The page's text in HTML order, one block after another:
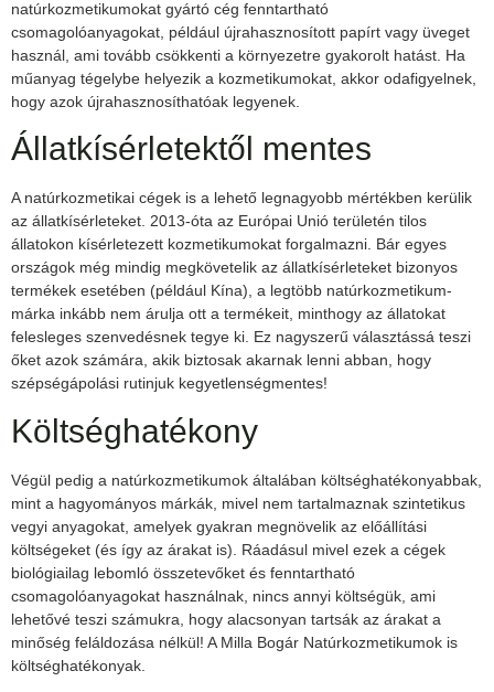
natúrkozmetikumokat gyártó cég fenntartható
csomagolóanyagokat, például újrahasznosított papírt vagy üveget
használ, ami tovább csökkenti a környezetre gyakorolt hatást. Ha
műanyag tégelybe helyezik a kozmetikumokat, akkor odafigyelnek,
hogy azok újrahasznosíthatóak legyenek.
Állatkísérletektől mentes
A natúrkozmetikai cégek is a lehető legnagyobb mértékben kerülik
az állatkísérleteket. 2013-óta az Európai Unió területén tilos
állatokon kísérletezett kozmetikumokat forgalmazni. Bár egyes
országok még mindig megkövetelik az állatkísérleteket bizonyos
termékek esetében (például Kína), a legtöbb natúrkozmetikum-
márka inkább nem árulja ott a termékeit, minthogy az állatokat
felesleges szenvedésnek tegye ki. Ez nagyszerű választássá teszi
őket azok számára, akik biztosak akarnak lenni abban, hogy
szépségápolási rutinjuk kegyetlenségmentes!
Költséghatékony
Végül pedig a natúrkozmetikumok általában költséghatékonyabbak,
mint a hagyományos márkák, mivel nem tartalmaznak szintetikus
vegyi anyagokat, amelyek gyakran megnövelik az előállítási
költségeket (és így az árakat is). Ráadásul mivel ezek a cégek
biológiailag lebomló összetevőket és fenntartható
csomagolóanyagokat használnak, nincs annyi költségük, ami
lehetővé teszi számukra, hogy alacsonyan tartsák az árakat a
minőség feláldozása nélkül! A Milla Bogár Natúrkozmetikumok is
költséghatékonyak.